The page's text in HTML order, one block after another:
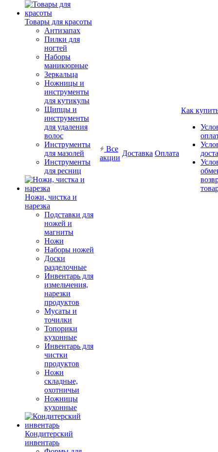
Товары для красоты
Антизапах
Пилки для
ногтей
Наборы
маникюрные
Зеркальца
Ножницы и
инструменты
для кутикулы
Щипцы и
инструменты
для удаления
волос
Инструменты
для мазолей
Инструменты
для ресниц
Ножи, чистка и
нарезка
Подставки для
ножей и
магниты
Ножи
Наборы ножей
Доски
разделочные
Инвентарь для
измельчения,
нарезки
продуктов
Мусаты и
точилки
Топорики
кухонные
Инвентарь для
чистки
продуктов
Ножи
складные,
охотничьи
Ножницы
кухонные
Кондитерский
инвентарь
Все
акции
Доставка Оплата
Как